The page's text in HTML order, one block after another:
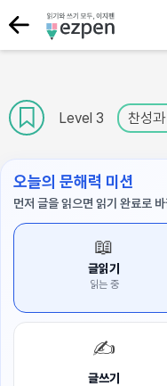
Level 3 찬성과
오늘의 문해력 미션
먼저 글을 읽으면 읽기 완료로
📖
글읽기
읽는 중
✍️
글쓰기